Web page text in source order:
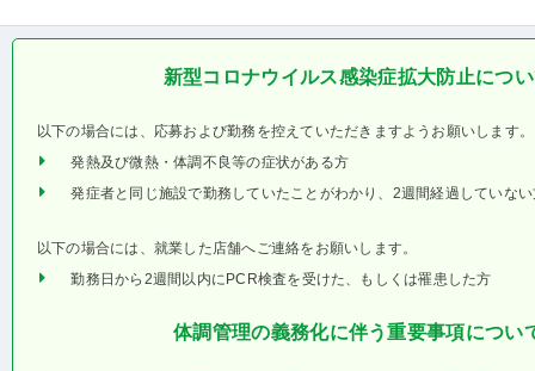
新型コロナウイルス感染症拡大防止につ
以下の場合には、応募および勤務を控えていただきますようお願いします。
発熱及び微熱・体調不良等の症状がある方
発症者と同じ施設で勤務していたことがわかり、2週間経過していな
以下の場合には、就業した店舗へご連絡をお願いします。
勤務日から2週間以内にPCR検査を受けた、もしくは罹患した方
体調管理の義務化に伴う重要事項につい